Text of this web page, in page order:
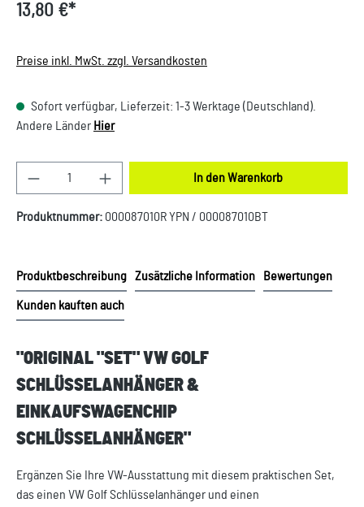
13,80 €*
Preise inkl. MwSt. zzgl. Versandkosten
Sofort verfügbar, Lieferzeit: 1-3 Werktage (Deutschland).
Andere Länder Hier
Produkt Anzahl: Gib den gewünschten Wert ein
In den Warenkorb
Produktnummer: 000087010R YPN / 000087010BT
Produktbeschreibung Zusätzliche Information Bewertungen
Kunden kauften auch
"ORIGINAL "SET" VW GOLF
SCHLÜSSELANHÄNGER &
EINKAUFSWAGENCHIP
SCHLÜSSELANHÄNGER"
Ergänzen Sie Ihre VW-Ausstattung mit diesem praktischen Set,
das einen VW Golf Schlüsselanhänger und einen